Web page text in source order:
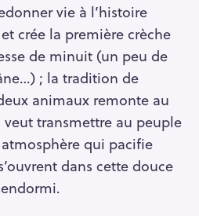
vie à l’histoire
crée la première crèche
de minuit (un peu de
; la tradition de
animaux remonte au
veut transmettre au peuple
qui pacifie
dans cette douce